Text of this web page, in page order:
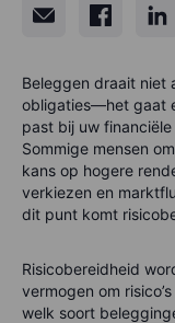
Beleggen draait niet
obligaties—het gaat
past bij uw
Sommige mensen
kans op hogere
verkiezen en
dit punt komt
Risicobereidheid
vermogen om
welk soort